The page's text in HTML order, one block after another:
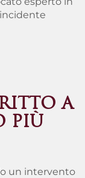
A
PIÙ
un intervento